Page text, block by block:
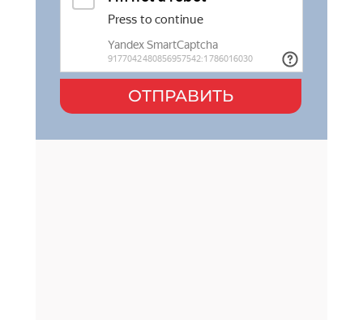
ОТПРАВИТЬ